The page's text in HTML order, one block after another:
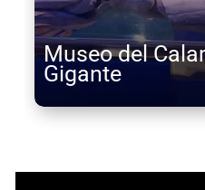
Museo del
Gigante